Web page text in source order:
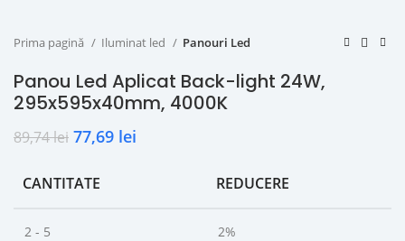
Prima pagină Iluminat led Panouri Led
Panou Led Aplicat Back-light 24W,
295x595x40mm, 4000K
89,74lei 77,69 lei
CANTITATE REDUCERE
2 - 5 2%